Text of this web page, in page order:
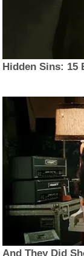
Hidden Sins: 15
And They Did